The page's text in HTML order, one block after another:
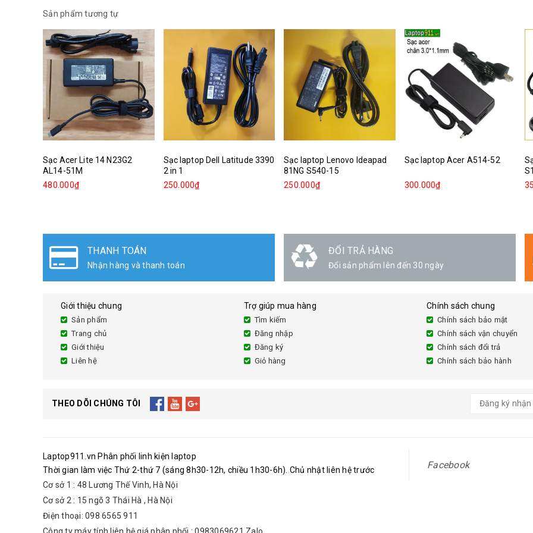
Sản phẩm tương tự
Sạc Acer Lite 14 N23G2
AL14-51M
480.000₫
Sạc laptop Dell Latitude 3390
2 in 1
250.000₫
Sạc laptop Lenovo Ideapad
81NG S540-15
250.000₫
Sạc laptop Acer A514-52
300.000₫
ĐỔI TRẢ HÀNG
Đổi sản phẩm lên đến 30 ngày
GIAO HÀNG
Linh hoạt
Giới thiệu chung
Sản phẩm
Trang chủ
Giới thiệu
Liên hệ
Trợ giúp mua hàng
Tìm kiếm
Đăng nhập
Đăng ký
Giỏ hàng
Chính sách chung
Chính sách bảo mật
Chính sách vận chuyển
Chính sách đổi trả
Chính sách bảo hành
THEO DÕI CHÚNG TÔI
Laptop911.vn Phân phối linh kiện laptop
Thời gian làm việc Thứ 2-thứ 7 (sáng 8h30-12h, chiều 1h30-6h). Chủ nhật liên hệ trước
Cơ sở 1 : 48 Lương Thế Vinh, Hà Nội
Cơ sở 2 : 15 ngõ 3 Thái Hà , Hà Nội
Điện thoại: 098 6565 911
Facebook